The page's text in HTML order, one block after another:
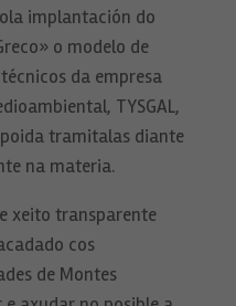
implantación do
o modelo de
da empresa
TYSGAL,
tramitalas diante
na materia.
xeito transparente
cos
de Montes